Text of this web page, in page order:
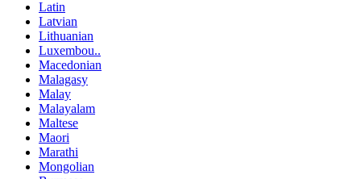
Latin
Latvian
Lithuanian
Luxembou..
Macedonian
Malagasy
Malay
Malayalam
Maltese
Maori
Marathi
Mongolian